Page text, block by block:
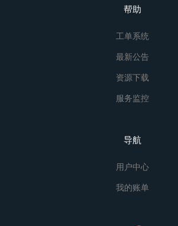
帮助
工单系统
最新公告
资源下载
服务监控
导航
用户中心
我的账单